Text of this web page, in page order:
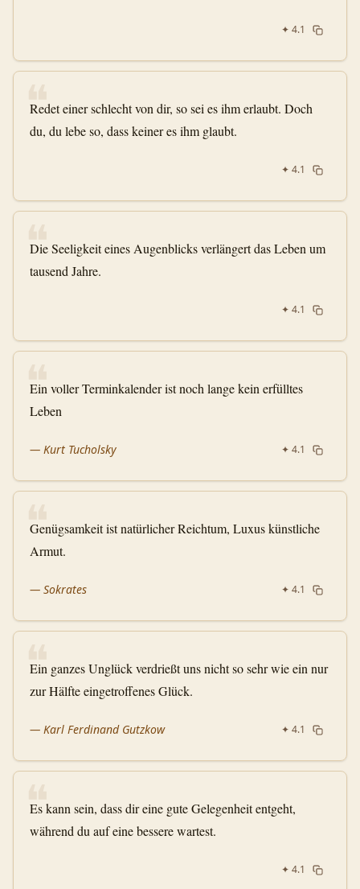
✦ 4.1
❝
Redet einer schlecht von dir, so sei es ihm erlaubt. Doch
du, du lebe so, dass keiner es ihm glaubt.
✦ 4.1
❝
Die Seeligkeit eines Augenblicks verlängert das Leben um
tausend Jahre.
✦ 4.1
❝
Ein voller Terminkalender ist noch lange kein erfülltes
Leben
— Kurt Tucholsky ✦ 4.1
❝
Genügsamkeit ist natürlicher Reichtum, Luxus künstliche
Armut.
— Sokrates ✦ 4.1
❝
Ein ganzes Unglück verdrießt uns nicht so sehr wie ein nur
zur Hälfte eingetroffenes Glück.
— Karl Ferdinand Gutzkow ✦ 4.1
❝
Es kann sein, dass dir eine gute Gelegenheit entgeht,
während du auf eine bessere wartest.
✦ 4.1